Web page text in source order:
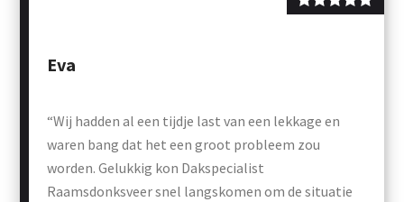
“Wij hadden al een tijdje last van een lekkage en
waren bang dat het een groot probleem zou
worden. Gelukkig kon Dakspecialist
Raamsdonksveer snel langskomen om de situatie
Eva